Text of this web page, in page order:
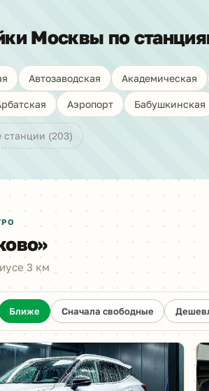
Москвы по
Автозаводская Академическая
Аэропорт Бабушкинская
станции (203)
3 км
Ближе Сначала свободные